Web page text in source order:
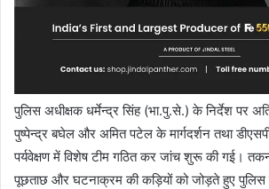
पुलिस अधीक्षक धर्मेन्द्र सिंह (भा.पु.से.) के निर्देश पर
पुष्पेन्द्र बघेल और अमित पटेल के मार्गदर्शन तथा
पर्यवेक्षण में विशेष टीम गठित कर जांच शुरू की गई।
पूछताछ और घटनाक्रम की कड़ियों को जोड़ते हुए पुलिस